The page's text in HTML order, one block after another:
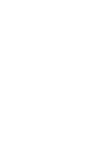
白衣:アーバンシ
ー/XS